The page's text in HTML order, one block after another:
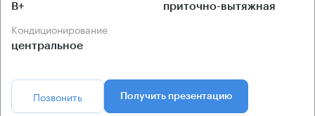
B+ приточно-вытяжная
Кондиционирование
центральное
Позвонить Получить презентацию